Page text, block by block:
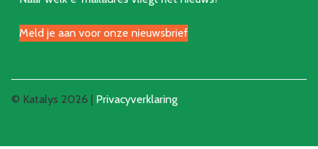
Meld je aan voor onze nieuwsbrief
© Katalys 2026 | Privacyverklaring